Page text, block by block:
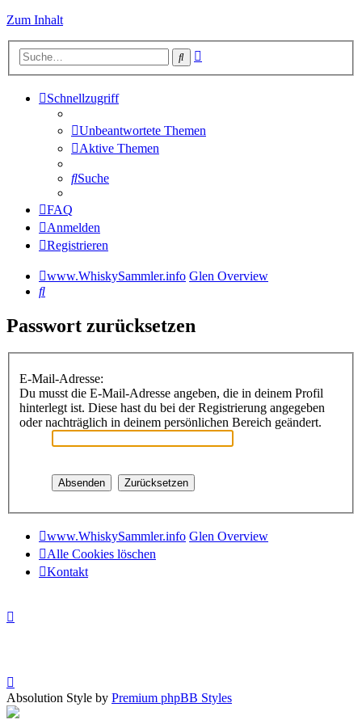
Zum Inhalt
Suche
Schnellzugriff
Unbeantwortete Themen
Aktive Themen
Suche
FAQ
Anmelden
Registrieren
www.WhiskySammler.info Glen Overview
Suche
Passwort zurücksetzen
E-Mail-Adresse:
Du musst die E-Mail-Adresse angeben, die in deinem Profil
hinterlegt ist. Diese hast du bei der Registrierung angegeben
oder nachträglich in deinem persönlichen Bereich geändert.
www.WhiskySammler.info Glen Overview
Alle Cookies löschen
Kontakt
Absolution Style by Premium phpBB Styles